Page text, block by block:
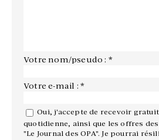
Votre nom/pseudo : *
Votre e-mail : *
Oui, j'accepte de recevoir
quotidienne, ainsi que les offres
"Le Journal des OPA". Je pourrai